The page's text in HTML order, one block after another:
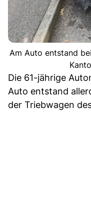
Am Auto entstand
Die 61-jährige
Auto entstand
der Triebwagen